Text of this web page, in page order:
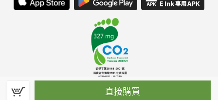
直接購買
春水堂科技娛樂股份有限公司(統一編號：70476915)